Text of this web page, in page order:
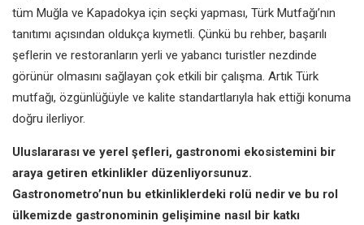
tüm Muğla ve Kapadokya için seçki yapması, Türk Mutfağı’nın
tanıtımı açısından oldukça kıymetli. Çünkü bu rehber, başarılı
şeflerin ve restoranların yerli ve yabancı turistler nezdinde
görünür olmasını sağlayan çok etkili bir çalışma. Artık Türk
mutfağı, özgünlüğüyle ve kalite standartlarıyla hak ettiği konuma
doğru ilerliyor.
Uluslararası ve yerel şefleri, gastronomi ekosistemini bir
araya getiren etkinlikler düzenliyorsunuz.
Gastronometro’nun bu etkinliklerdeki rolü nedir ve bu rol
ülkemizde gastronominin gelişimine nasıl bir katkı